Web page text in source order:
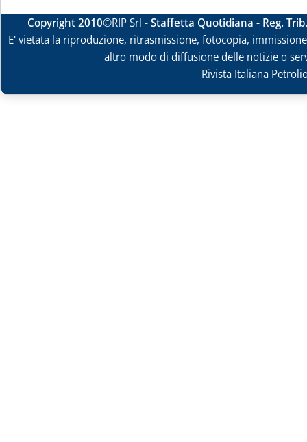
Copyright 2010©RIP Srl -Staffetta Quotidiana - Reg.
E' vietata la riproduzione, ritrasmissione, fotocopia,
altro modo di diffusione delle notizie o
Rivista Italiana